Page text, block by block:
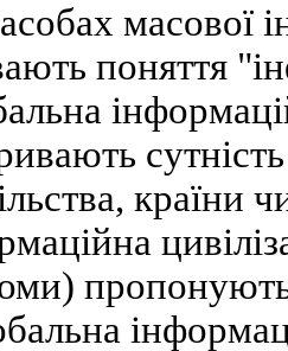
масової
поняття
країни